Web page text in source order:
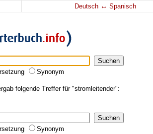
Deutsch ↔ Spanisch
Synonym
folgende Treffer für "stromleitender":
Synonym